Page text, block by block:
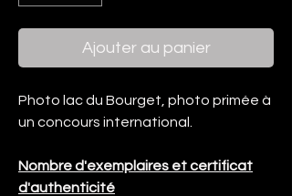
Ajouter au panier
Photo lac du Bourget, photo primée à
un concours international.
Nombre d'exemplaires et certificat
d'authenticité